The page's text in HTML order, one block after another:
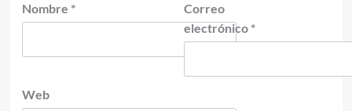
Nombre *
Correo
electrónico *
Web